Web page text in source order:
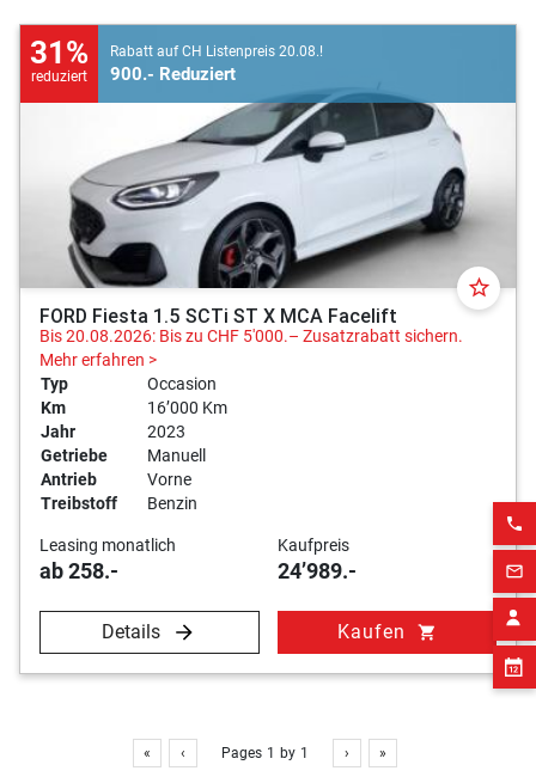
phone
mail_outline
31%
reduziert
Rabatt auf CH Listenpreis 20.08.!
900.- Reduziert
star_border
FORD Fiesta 1.5 SCTi ST X MCA Facelift
Bis 20.08.2026: Bis zu CHF 5'000.– Zusatzrabatt sichern.
Mehr erfahren >
Typ
Occasion
Km
16’000 Km
Jahr
2023
Getriebe
Manuell
Antrieb
Vorne
Treibstoff
Benzin
Leasing monatlich
ab 258.-
Kaufpreis
24’989.-
Details Kaufen shopping_cart
« ‹ Pages 1 by 1 › »